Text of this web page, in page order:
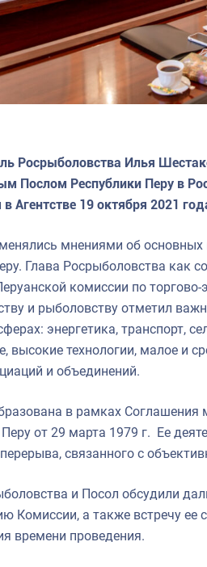
Росрыболовства Илья
Послом Республики Перу в
Агентстве 19 октября 2021
мнениями об
Глава Росрыболовства как
комиссии по
и рыболовству отметил
энергетика, транспорт,
высокие технологии, малое и
и объединений.
в рамках
от 29 марта 1979 г. Ее
связанного с
и Посол обсудили
Комиссии, а также встречу ее
времени проведения.